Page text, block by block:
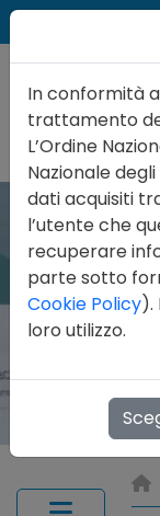
In conformità
trattamento
L’Ordine
Nazionale
dati acquisiti
l’utente che
recuperare
parte sotto
Cookie Policy).
loro utilizzo.